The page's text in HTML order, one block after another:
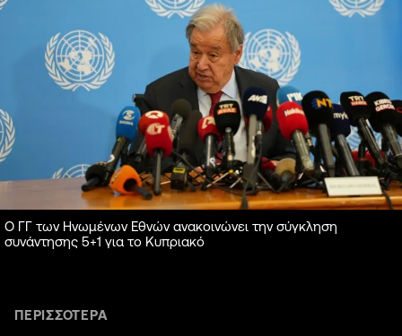
Ο ΓΓ των Ηνωμένων Εθνών ανακοινώνει την σύγκληση
συνάντησης 5+1 για το Κυπριακό
ΠΕΡΙΣΣΟΤΕΡΑ